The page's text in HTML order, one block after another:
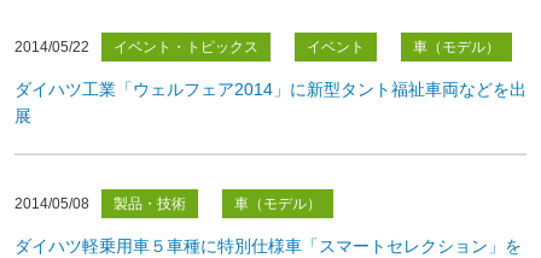
2014/05/22 イベント・トピックス イベント 車（モデル）
ダイハツ工業「ウェルフェア2014」に新型タント福祉車両などを出
展
2014/05/08 製品・技術 車（モデル）
ダイハツ軽乗用車５車種に特別仕様車「スマートセレクション」を